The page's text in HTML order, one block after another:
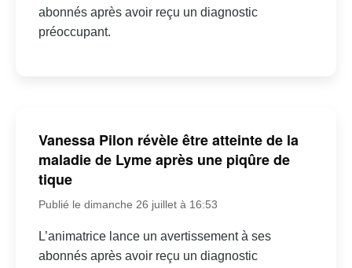
abonnés après avoir reçu un diagnostic
préoccupant.
Vanessa Pilon révèle être atteinte de la
maladie de Lyme après une piqûre de
tique
Publié le dimanche 26 juillet à 16:53
L’animatrice lance un avertissement à ses
abonnés après avoir reçu un diagnostic